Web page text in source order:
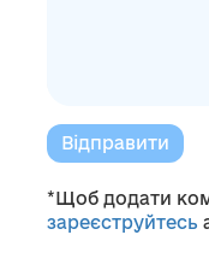
Відправити
*Щоб додати
зареєструйтесь